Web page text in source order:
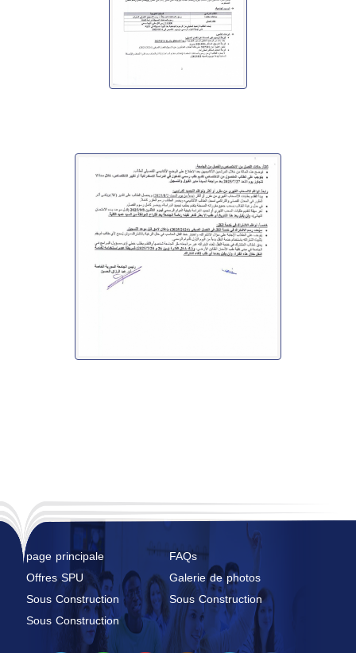
page principale
FAQs
Offres SPU
Galerie de photos
Sous Construction
Sous Construction
Sous Construction